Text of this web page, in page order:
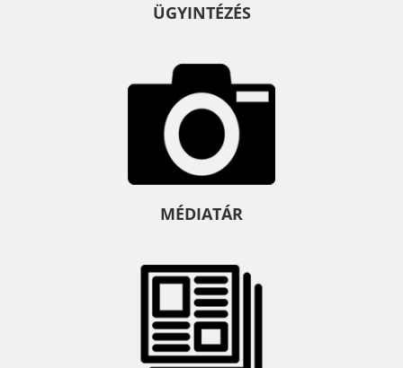
ÜGYINTÉZÉS
MÉDIATÁR